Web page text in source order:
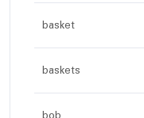
basket
baskets